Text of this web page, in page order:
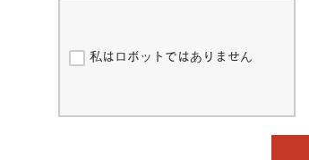
私はロボットではありません